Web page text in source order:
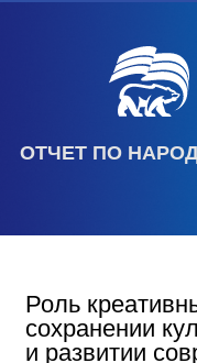
ОТЧЕТ ПО
Роль
сохранении
и развитии